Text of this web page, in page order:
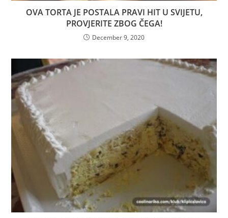
OVA TORTA JE POSTALA PRAVI HIT U SVIJETU,
PROVJERITE ZBOG ČEGA!
December 9, 2020